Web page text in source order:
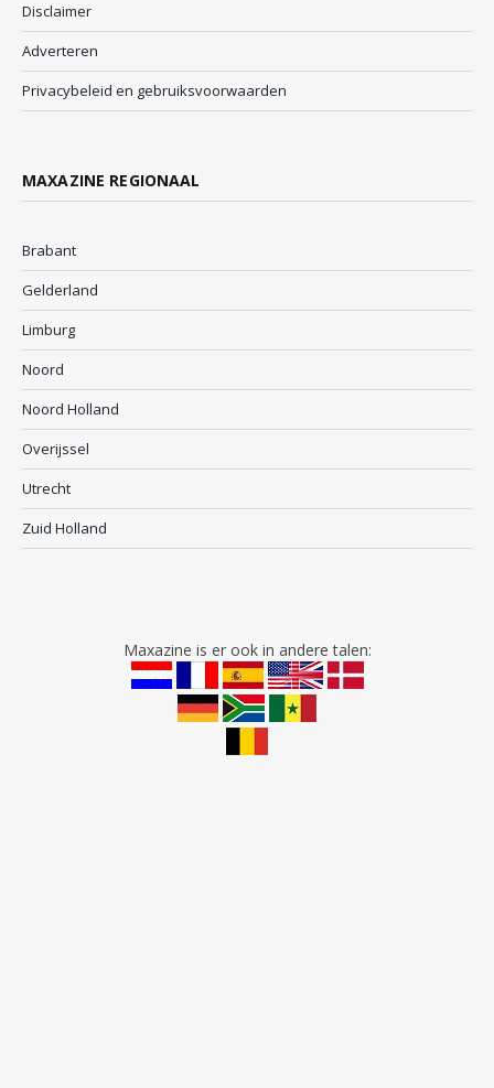
Disclaimer
Adverteren
Privacybeleid en gebruiksvoorwaarden
MAXAZINE REGIONAAL
Brabant
Gelderland
Limburg
Noord
Noord Holland
Overijssel
Utrecht
Zuid Holland
Maxazine is er ook in andere talen: